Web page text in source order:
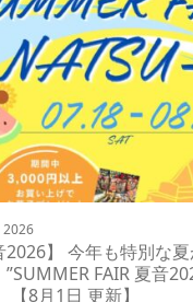
2026
2026】 今年も特別な
”SUMMER FAIR 夏音
【8月1日 更新】